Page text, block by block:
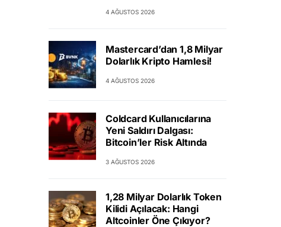
4 AĞUSTOS 2026
Mastercard’dan 1,8 Milyar
Dolarlık Kripto Hamlesi!
4 AĞUSTOS 2026
Coldcard Kullanıcılarına
Yeni Saldırı Dalgası:
Bitcoin’ler Risk Altında
3 AĞUSTOS 2026
1,28 Milyar Dolarlık Token
Kilidi Açılacak: Hangi
Altcoinler Öne Çıkıyor?